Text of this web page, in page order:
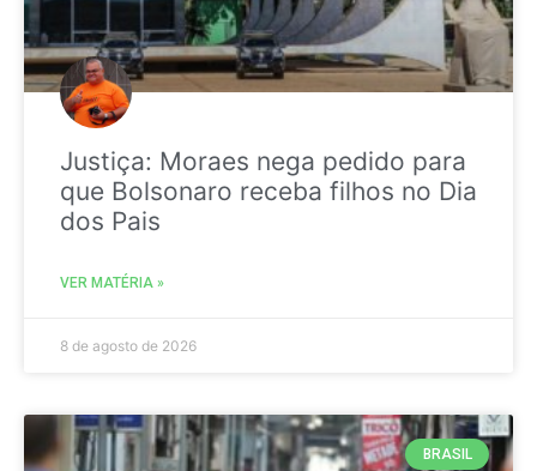
Justiça: Moraes nega pedido para
que Bolsonaro receba filhos no Dia
dos Pais
VER MATÉRIA »
8 de agosto de 2026
BRASIL